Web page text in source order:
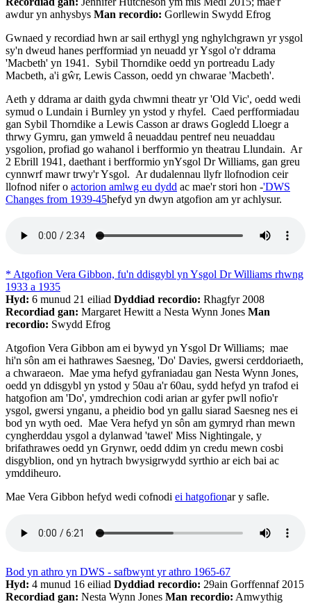
awdur yn anhysbys Man recordio: Gorllewin Swydd Efrog
Gwnaed y recordiad hwn ar sail erthygl yng nghylchgrawn yr ysgol
sy'n dweud hanes perfformiad yn neuadd yr Ysgol o'r ddrama
'Macbeth' yn 1941. Sybil Thorndike oedd yn portreadu Lady
Macbeth, a'i gŵr, Lewis Casson, oedd yn chwarae 'Macbeth'.
Aeth y ddrama ar daith gyda chwmni theatr yr 'Old Vic', oedd wedi
symud o Lundain i Burnley yn ystod y rhyfel. Caed perfformiadau
gan Sybil Thorndike a Lewis Casson ar draws Gogledd Lloegr a
thrwy Gymru, gan ymweld â neuaddau pentref neu neuaddau
ysgolion, profiad go wahanol i berfformio yn theatrau Llundain. Ar
2 Ebrill 1941, daethant i berfformio ynYsgol Dr Williams, gan greu
cynnwrf mawr trwy'r Ysgol. Ar dudalennau llyfr llofnodion ceir
llofnod nifer o actorion amlwg eu dydd ac mae'r stori hon -'DWS
Changes from 1939-45hefyd yn dwyn atgofion am yr achlysur.
* Atgofion Vera Gibbon, fu'n ddisgybl yn Ysgol Dr Williams rhwng
1933 a 1935
Hyd: 6 munud 21 eiliad Dyddiad recordio: Rhagfyr 2008
Recordiad gan: Margaret Hewitt a Nesta Wynn Jones Man
recordio: Swydd Efrog
Atgofion Vera Gibbon am ei bywyd yn Ysgol Dr Williams; mae
hi'n sôn am ei hathrawes Saesneg, 'Do' Davies, gwersi cerddoriaeth,
a chwaraeon. Mae yma hefyd gyfraniadau gan Nesta Wynn Jones,
oedd yn ddisgybl yn ystod y 50au a'r 60au, sydd hefyd yn trafod ei
hatgofion am 'Do', ymdrechion codi arian ar gyfer pwll nofio'r
ysgol, gwersi ynganu, a pheidio bod yn gallu siarad Saesneg nes ei
bod yn wyth oed. Mae Vera hefyd yn sôn am gymryd rhan mewn
cyngherddau ysgol a dylanwad 'tawel' Miss Nightingale, y
brifathrawes oedd yn Grynwr, oedd ddim yn credu mewn cosbi
disgyblion, ond yn hytrach bwysigrwydd syrthio ar eich bai ac
ymddiheuro.
Mae Vera Gibbon hefyd wedi cofnodi ei hatgofionar y safle.
Bod yn athro yn DWS - safbwynt yr athro 1965-67
Hyd: 4 munud 16 eiliad Dyddiad recordio: 29ain Gorffennaf 2015
Recordiad gan: Nesta Wynn Jones Man recordio: Amwythig